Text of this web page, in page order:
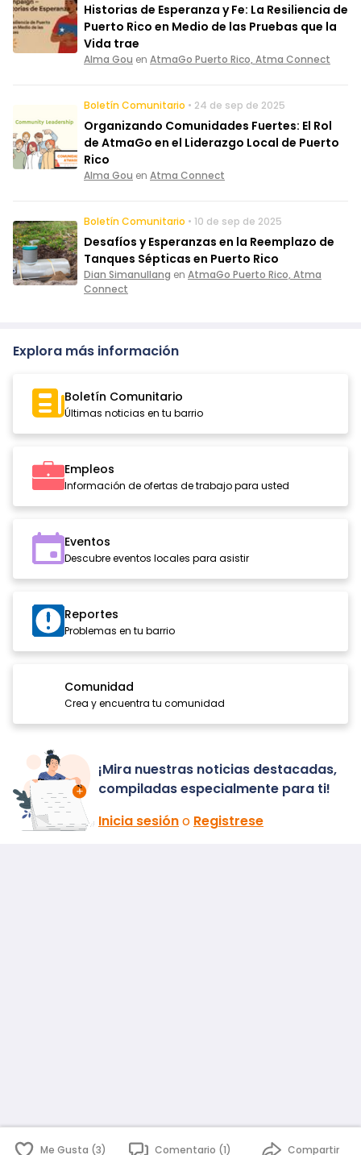
Historias de Esperanza y Fe: La Resiliencia de
Puerto Rico en Medio de las Pruebas que la
Vida trae
Alma Gou en AtmaGo Puerto Rico, Atma Connect
Boletín Comunitario • 24 de sep de 2025
Organizando Comunidades Fuertes: El Rol
de AtmaGo en el Liderazgo Local de Puerto
Rico
Alma Gou en Atma Connect
Boletín Comunitario • 10 de sep de 2025
Desafíos y Esperanzas en la Reemplazo de
Tanques Sépticas en Puerto Rico
Dian Simanullang en AtmaGo Puerto Rico, Atma
Connect
Explora más información
Boletín Comunitario
Últimas noticias en tu barrio
Empleos
Información de ofertas de trabajo para usted
Eventos
Descubre eventos locales para asistir
Reportes
Problemas en tu barrio
Comunidad
Crea y encuentra tu comunidad
¡Mira nuestras noticias destacadas,
compiladas especialmente para ti!
Inicia sesióno Registrese
Me Gusta (3) Comentario (1) Compartir